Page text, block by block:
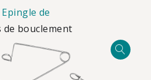
Epingle de
de bouclement